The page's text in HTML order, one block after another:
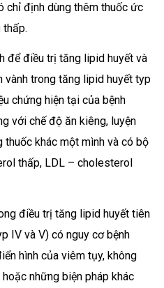
chỉ định dùng thêm thuốc ức
thấp.
để điều trị tăng lipid huyết và
vành trong tăng lipid huyết typ
chứng hiện tại của bệnh
với chế độ ăn kiêng, luyện
thuốc khác một mình và có bộ
thấp, LDL – cholesterol
điều trị tăng lipid huyết tiên
IV và V) có nguy cơ bệnh
hình của viêm tụy, không
những biện pháp khác